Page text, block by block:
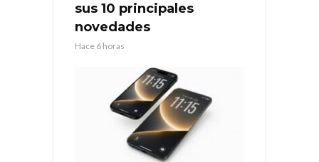
sus 10 principales
novedades
Hace 6 horas